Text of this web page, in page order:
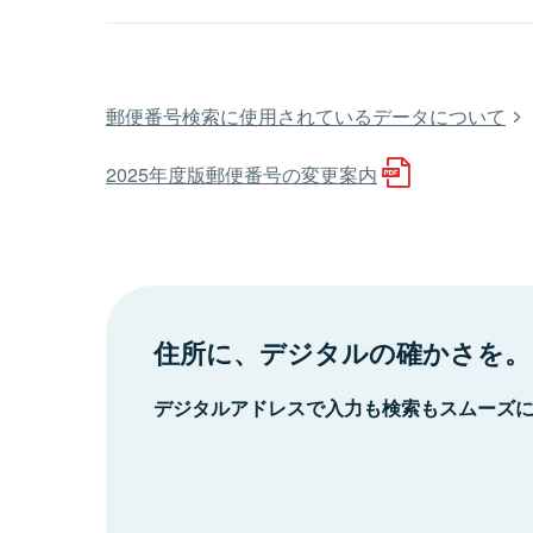
郵便番号検索に使用されているデータについて
2025年度版郵便番号の変更案内
住所に、デジタルの確かさを。
デジタルアドレスで入力も検索もスムーズ